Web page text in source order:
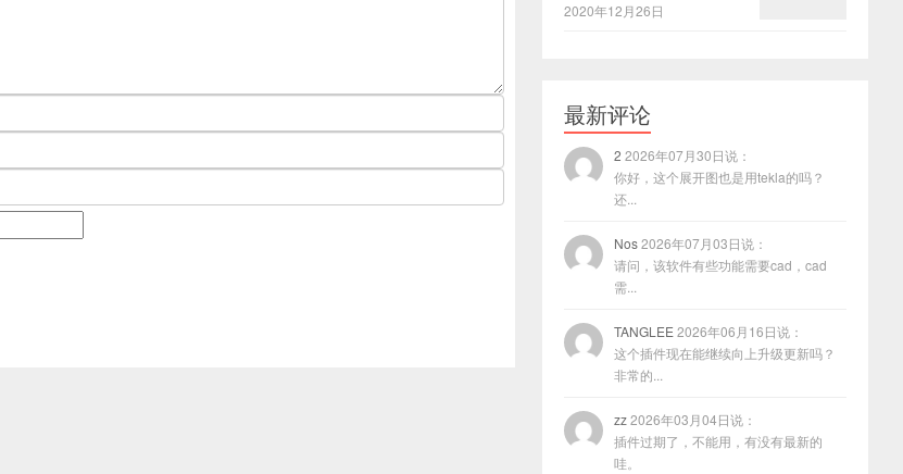
2020年12月26日
最新评论
2 2026年07月30日说：
你好，这个展开图也是用tekla的吗？
还...
Nos2026年07月03日说：
请问，该软件有些功能需要cad，cad
需...
TANGLEE 2026年06月16日说：
这个插件现在能继续向上升级更新吗？
非常的...
zz2026年03月04日说：
插件过期了，不能用，有没有最新的
哇。